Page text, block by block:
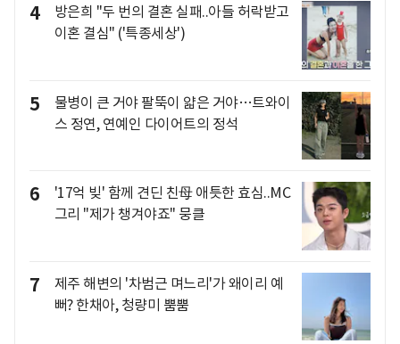
4
방은희 "두 번의 결혼 실패..아들 허락받고
이혼 결심" ('특종세상')
5
물병이 큰 거야 팔뚝이 얇은 거야…트와이
스 정연, 연예인 다이어트의 정석
6
'17억 빚' 함께 견딘 친母 애틋한 효심..MC
그리 "제가 챙겨야죠" 뭉클
7
제주 해변의 '차범근 며느리'가 왜이리 예
뻐? 한채아, 청량미 뿜뿜